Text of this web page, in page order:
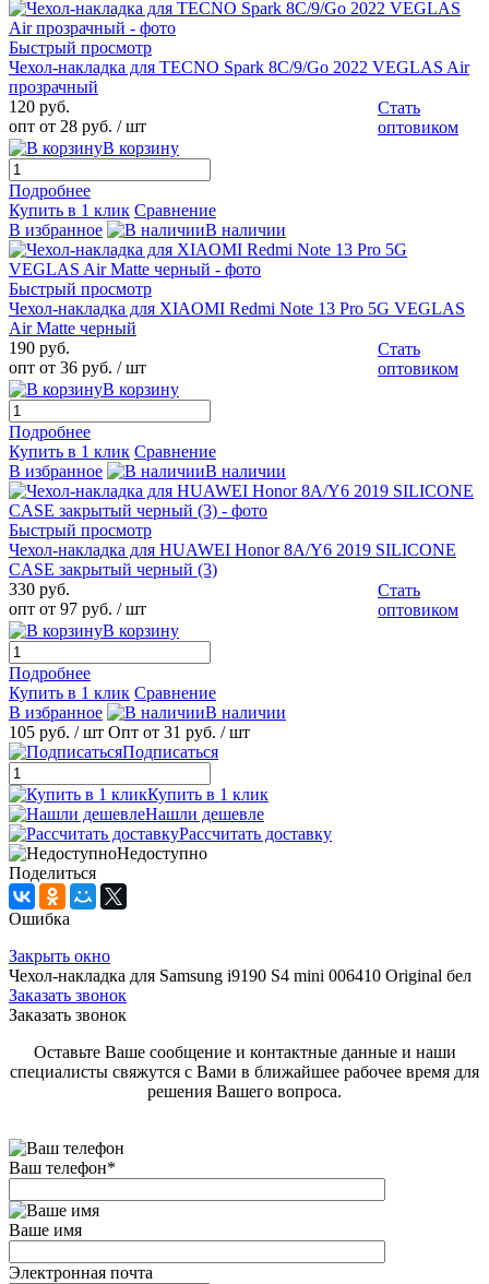
Быстрый просмотр
Чехол-накладка для TECNO Spark 8C/9/Go 2022 VEGLAS Air
прозрачный
120 руб.
опт от 28 руб. / шт
Стать
оптовиком
В корзину
Подробнее
Купить в 1 клик Сравнение
В избранное
В наличии
Быстрый просмотр
Чехол-накладка для XIAOMI Redmi Note 13 Pro 5G VEGLAS
Air Matte черный
190 руб.
опт от 36 руб. / шт
Стать
оптовиком
В корзину
Подробнее
Купить в 1 клик Сравнение
В избранное
В наличии
Быстрый просмотр
Чехол-накладка для HUAWEI Honor 8A/Y6 2019 SILICONE
CASE закрытый черный (3)
330 руб.
опт от 97 руб. / шт
Стать
оптовиком
В корзину
Подробнее
Купить в 1 клик Сравнение
В избранное
В наличии
105 руб. / шт Опт от 31 руб. / шт
Подписаться
Купить в 1 клик
Нашли дешевле
Рассчитать доставку
Недоступно
Поделиться
Ошибка
Закрыть окно
Чехол-накладка для Samsung i9190 S4 mini 006410 Original бел
Заказать звонок
Заказать звонок
Оставьте Ваше сообщение и контактные данные и наши
специалисты свяжутся с Вами в ближайшее рабочее время для
решения Вашего вопроса.
Ваш телефон*
Ваше имя
Электронная почта